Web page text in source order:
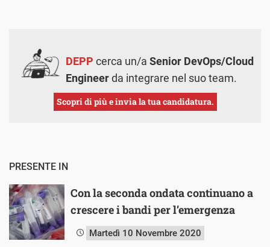
DEPP cerca un/a Senior DevOps/Cloud
Engineerda integrare nel suo team.
Scopri di più e invia la tua candidatura.
PRESENTE IN
Con la seconda ondata continuano a
crescere i bandi per l’emergenza
Martedì 10 Novembre 2020